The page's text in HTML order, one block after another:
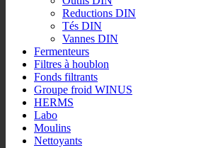
Reductions DIN
Tés DIN
Vannes DIN
Fermenteurs
Filtres à houblon
Fonds filtrants
Groupe froid WINUS
HERMS
Labo
Moulins
Nettoyants